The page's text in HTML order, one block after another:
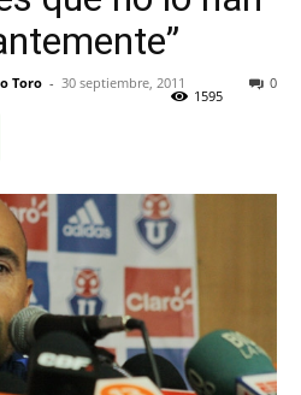
Toro - 30 septiembre, 2011 0
1595